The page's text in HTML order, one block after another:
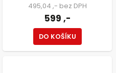
495,04 ,- bez DPH
599 ,-
DO KOŠÍKU